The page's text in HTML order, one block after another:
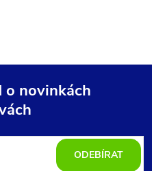
o novinkách
ODEBÍRAT